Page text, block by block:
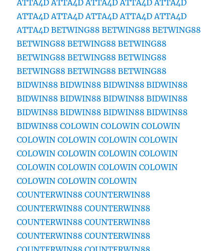
ATTA4D ATTA4D ATTA4D ATTA4D ATTA4D
ATTA4D ATTA4D ATTA4D ATTA4D ATTA4D
ATTA4D BETWING88 BETWING88 BETWING88
BETWING88 BETWING88 BETWING88
BETWING88 BETWING88 BETWING88
BETWING88 BETWING88 BETWING88
BIDWIN88 BIDWIN88 BIDWIN88 BIDWIN88
BIDWIN88 BIDWIN88 BIDWIN88 BIDWIN88
BIDWIN88 BIDWIN88 BIDWIN88 BIDWIN88
BIDWIN88 COLOWIN COLOWIN COLOWIN
COLOWIN COLOWIN COLOWIN COLOWIN
COLOWIN COLOWIN COLOWIN COLOWIN
COLOWIN COLOWIN COLOWIN COLOWIN
COLOWIN COLOWIN COLOWIN
COUNTERWIN88 COUNTERWIN88
COUNTERWIN88 COUNTERWIN88
COUNTERWIN88 COUNTERWIN88
COUNTERWIN88 COUNTERWIN88